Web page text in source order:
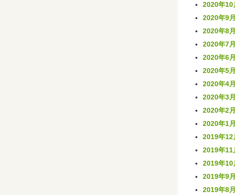
2020年10
2020年9月
2020年8月
2020年7月
2020年6月
2020年5月
2020年4月
2020年3月
2020年2月
2020年1月
2019年12
2019年11
2019年10
2019年9月
2019年8月